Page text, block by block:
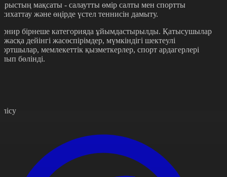
мақсаты - салаутты өмір салты мен спортты
және өңірде үстел теннисін дамыту.
бірнеше категорияда ұйымдастырылды. Қатысушылар
жасқа дейінгі жасөспірімдер, мүмкіндігі шектеулі
мемлекеттік қызметкерлер, спорт ардагерлері
бөлінді.